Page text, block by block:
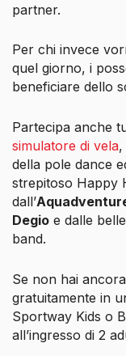
partner.
Per chi invece
quel giorno, i
beneficiare dello
Partecipa anche
simulatore di vela,
della pole dance
strepitoso Happy
dall’
Degio e dalle
band.
Se non hai
gratuitamente in
Sportway Kids o
all’ingresso di 2